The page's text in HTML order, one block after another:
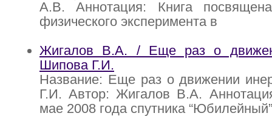
А.В. Аннотация: Книга
физического эксперимента в
Жигалов В.А. / Еще раз о
Шипова Г.И.
Название: Еще раз о движении
Г.И. Автор: Жигалов В.А.
мае 2008 года спутника